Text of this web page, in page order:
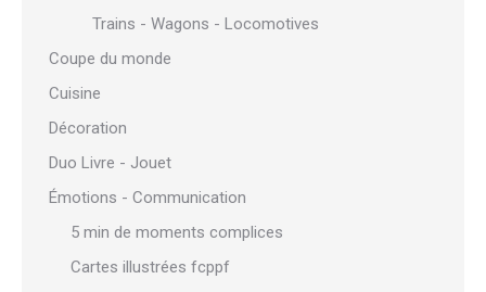
Trains - Wagons - Locomotives
Coupe du monde
Cuisine
Décoration
Duo Livre - Jouet
Émotions - Communication
5 min de moments complices
Cartes illustrées fcppf